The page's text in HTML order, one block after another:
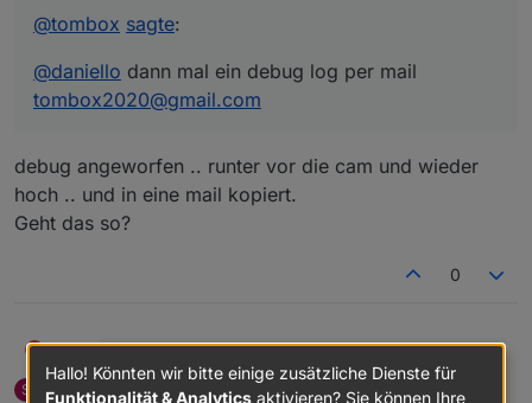
@tombox sagte:
@daniello dann mal ein debug log per mail
tombox2020@gmail.com
debug angeworfen .. runter vor die cam und wieder
hoch .. und in eine mail kopiert.
Geht das so?
0
D daniello
@tombox sagte:
S swagner schrieb am 4. Apr. 2026, 10:00
zuletzt editiert von
Hallo! Könnten wir bitte einige zusätzliche Dienste für
Funktionalität & Analytics aktivieren? Sie können Ihre